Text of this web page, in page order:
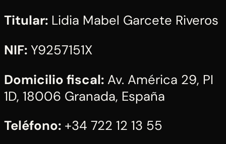
Titular: Lidia Mabel Garcete Riveros
NIF: Y9257151X
Domicilio fiscal: Av. América 29, PI
1D, 18006 Granada, España
Teléfono: +34 722 12 13 55